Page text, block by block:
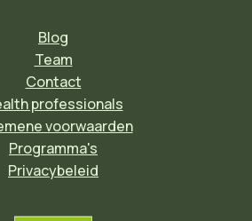
Blog
Team
Contact
professionals
voorwaarden
Programma's
Privacybeleid